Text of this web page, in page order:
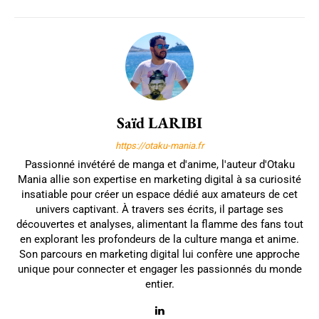
Saïd LARIBI
https://otaku-mania.fr
Passionné invétéré de manga et d'anime, l'auteur d'Otaku
Mania allie son expertise en marketing digital à sa curiosité
insatiable pour créer un espace dédié aux amateurs de cet
univers captivant. À travers ses écrits, il partage ses
découvertes et analyses, alimentant la flamme des fans tout
en explorant les profondeurs de la culture manga et anime.
Son parcours en marketing digital lui confère une approche
unique pour connecter et engager les passionnés du monde
entier.